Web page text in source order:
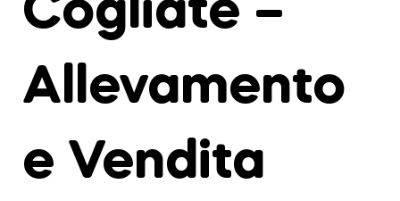
Cogliate –
Allevamento
e Vendita